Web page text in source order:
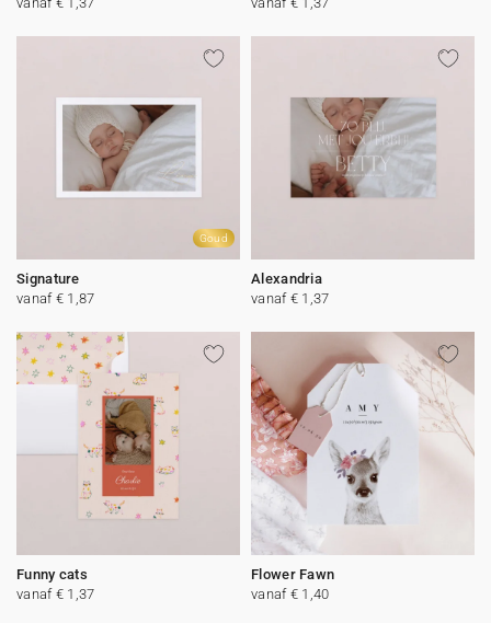
Goud
Signature
vanaf € 1,87
Alexandria
vanaf € 1,37
Funny cats
vanaf € 1,37
Flower Fawn
vanaf € 1,40